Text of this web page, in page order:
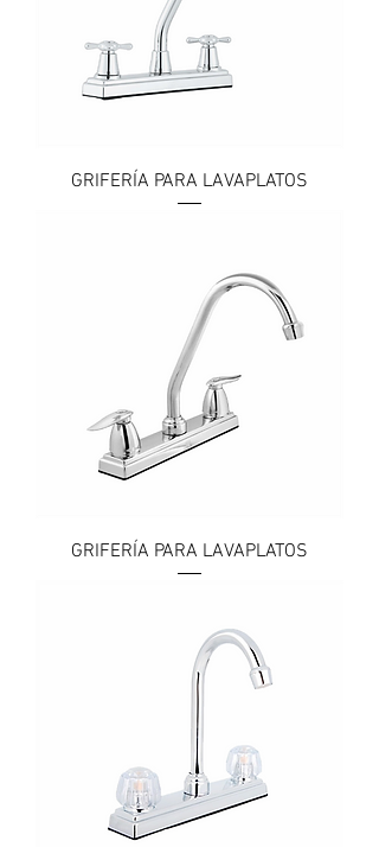
GRIFERÍA PARA LAVAPLATOS
GRIFERÍA PARA LAVAPLATOS